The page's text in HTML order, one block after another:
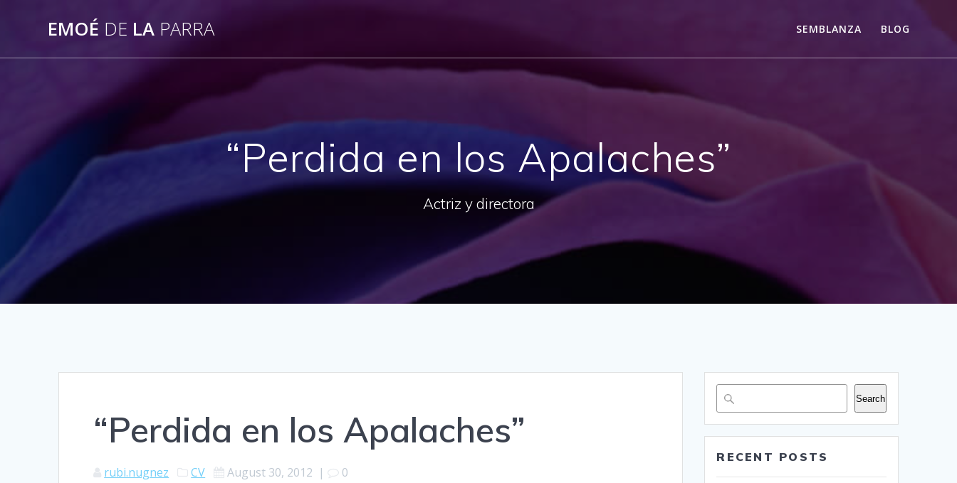
EMOÉ DE LA PARRA SEMBLANZA BLOG
“Perdida en los Apalaches”
Actriz y directora
“Perdida en los Apalaches”
rubi.nugnez CV August 30, 2012 | 0
Search
RECENT POSTS